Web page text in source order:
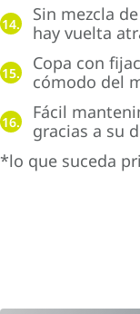
14.
Sin mezcla
hay vuelta
15.
Copa con
cómodo del
16.
Fácil
gracias a su
*lo que suceda